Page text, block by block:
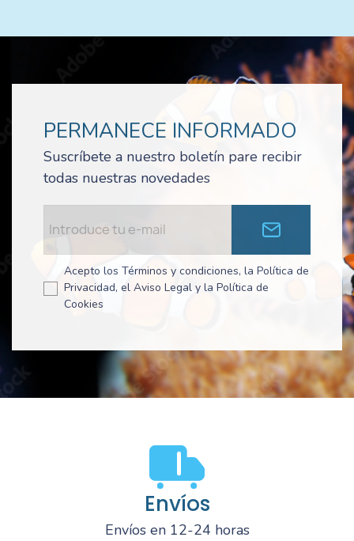
PERMANECE INFORMADO
Suscríbete a nuestro boletín pare recibir
todas nuestras novedades
Acepto los Términos y condiciones, la Política de
Privacidad, el Aviso Legal y la Política de
Cookies
Envíos
Envíos en 12-24 horas